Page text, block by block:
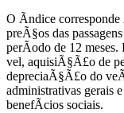
O Ã­ndice
preÃ§os das
perÃ­odo de 12
vel, aquisiÃ§Ã£o de
depreciaÃ§Ã£o do
administrativas gerais
benefÃ­cios sociais.